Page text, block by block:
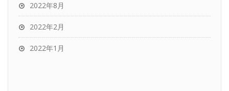
2022年8月
2022年2月
2022年1月